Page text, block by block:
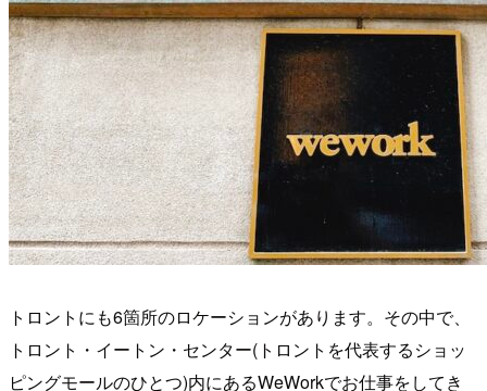
トロントにも6箇所のロケーションがあります。その中で、
トロント・イートン・センター(トロントを代表するショッ
ピングモールのひとつ)内にあるWeWorkでお仕事をしてき